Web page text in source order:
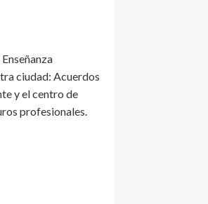
ciudad: Acuerdos
y el centro de
profesionales.